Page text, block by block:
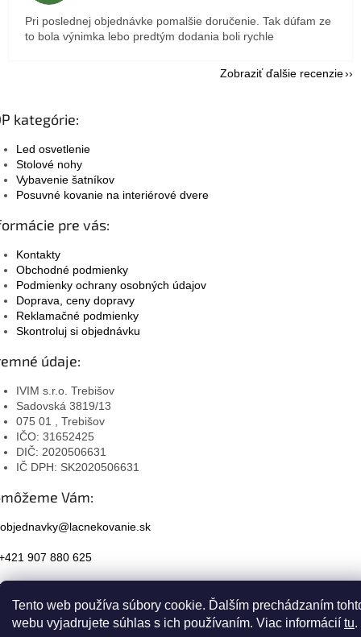
Tento web používa súbory cookie. Ďalším prechádzaním
webu vyjadrujete súhlas s ich používaním. Viac informácií tu.
Pri poslednej objednávke pomalšie doručenie. Tak dúfam ze
to bola výnimka lebo predtým dodania boli rychle
Zobraziť ďalšie recenzie
kategórie:
Led osvetlenie
Stolové nohy
Vybavenie šatníkov
Posuvné kovanie na interiérové dvere
pre vás:
Kontakty
Obchodné podmienky
Podmienky ochrany osobných údajov
Doprava, ceny dopravy
Reklamačné podmienky
Skontroluj si objednávku
údaje:
IVIM s.r.o. Trebišov
Sadovská 3819/13
075 01 , Trebišov
IČO: 31652425
DIČ: 2020506631
IČ DPH: SK2020506631
Vám:
objednavky@lacnekovanie.sk
907 880 625